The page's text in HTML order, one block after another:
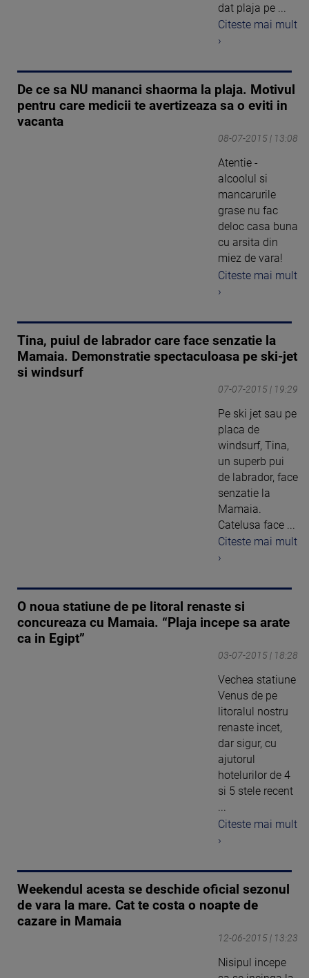
dat plaja pe ...
Citeste mai mult
›
De ce sa NU mananci shaorma la plaja. Motivul
pentru care medicii te avertizeaza sa o eviti in
vacanta
08-07-2015 | 13:08
Atentie -
alcoolul si
mancarurile
grase nu fac
deloc casa buna
cu arsita din
miez de vara!
Citeste mai mult
›
Tina, puiul de labrador care face senzatie la
Mamaia. Demonstratie spectaculoasa pe ski-jet
si windsurf
07-07-2015 | 19:29
Pe ski jet sau pe
placa de
windsurf, Tina,
un superb pui
de labrador, face
senzatie la
Mamaia.
Catelusa face ...
Citeste mai mult
›
O noua statiune de pe litoral renaste si
concureaza cu Mamaia. “Plaja incepe sa arate
ca in Egipt”
03-07-2015 | 18:28
Vechea statiune
Venus de pe
litoralul nostru
renaste incet,
dar sigur, cu
ajutorul
hotelurilor de 4
si 5 stele recent
...
Citeste mai mult
›
Weekendul acesta se deschide oficial sezonul
de vara la mare. Cat te costa o noapte de
cazare in Mamaia
12-06-2015 | 13:23
Nisipul incepe